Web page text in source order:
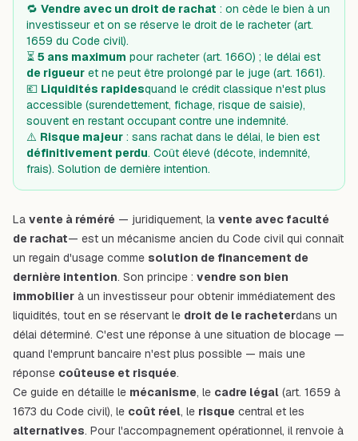
🔁 Vendre avec un droit de rachat : on cède le bien à un
investisseur et on se réserve le droit de le racheter (art.
1659 du Code civil).
⏳ 5 ans maximum pour racheter (art. 1660) ; le délai est
de rigueur et ne peut être prolongé par le juge (art. 1661).
💶 Liquidités rapidesquand le crédit classique n'est plus
accessible (surendettement, fichage, risque de saisie),
souvent en restant occupant contre une indemnité.
⚠️ Risque majeur : sans rachat dans le délai, le bien est
définitivement perdu. Coût élevé (décote, indemnité,
frais). Solution de dernière intention.
La vente à réméré — juridiquement, la vente avec faculté
de rachat— est un mécanisme ancien du Code civil qui connaît
un regain d'usage comme solution de financement de
dernière intention. Son principe : vendre son bien
immobilier à un investisseur pour obtenir immédiatement des
liquidités, tout en se réservant le droit de le racheterdans un
délai déterminé. C'est une réponse à une situation de blocage —
quand l'emprunt bancaire n'est plus possible — mais une
réponse coûteuse et risquée.
Ce guide en détaille le mécanisme, le cadre légal (art. 1659 à
1673 du Code civil), le coût réel, le risque central et les
alternatives. Pour l'accompagnement opérationnel, il renvoie à